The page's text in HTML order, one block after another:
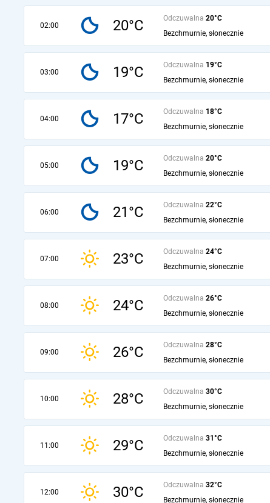
02:00 20°C Odczuwalna 20°C
Bezchmurnie, słonecznie
03:00 19°C Odczuwalna 19°C
Bezchmurnie, słonecznie
04:00 17°C Odczuwalna 18°C
Bezchmurnie, słonecznie
05:00 19°C Odczuwalna 20°C
Bezchmurnie, słonecznie
06:00 21°C Odczuwalna 22°C
Bezchmurnie, słonecznie
07:00 23°C Odczuwalna 24°C
Bezchmurnie, słonecznie
08:00 24°C Odczuwalna 26°C
Bezchmurnie, słonecznie
09:00 26°C Odczuwalna 28°C
Bezchmurnie, słonecznie
10:00 28°C Odczuwalna 30°C
Bezchmurnie, słonecznie
11:00 29°C Odczuwalna 31°C
Bezchmurnie, słonecznie
12:00 30°C Odczuwalna 32°C
Bezchmurnie, słonecznie